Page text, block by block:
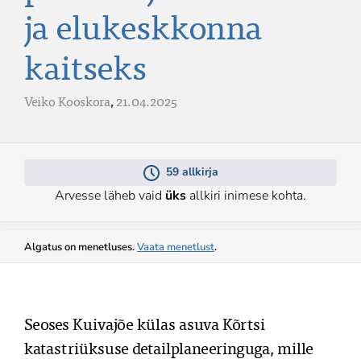
ja elukeskkonna
kaitseks
Veiko Kooskora,21.04.2025
59 allkirja
Arvesse läheb vaid üks allkiri inimese kohta.
Algatus on menetluses.Vaata menetlust.
Seoses Kuivajõe külas asuva Kõrtsi
katastriüksuse detailplaneeringuga, mille